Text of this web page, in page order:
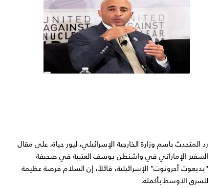
رد المتحدث باسم وزارة الخارجية الإسرائيلي، ليور حياة، على مقال
السفير الإماراتي في واشنطن يوسف العتيبة في صحيفة
"يديعوت أحرونوت" الإسرائيلية، قائلاً، إن السلام فرصة عظيمة
للشرق الأوسط بأكمله.